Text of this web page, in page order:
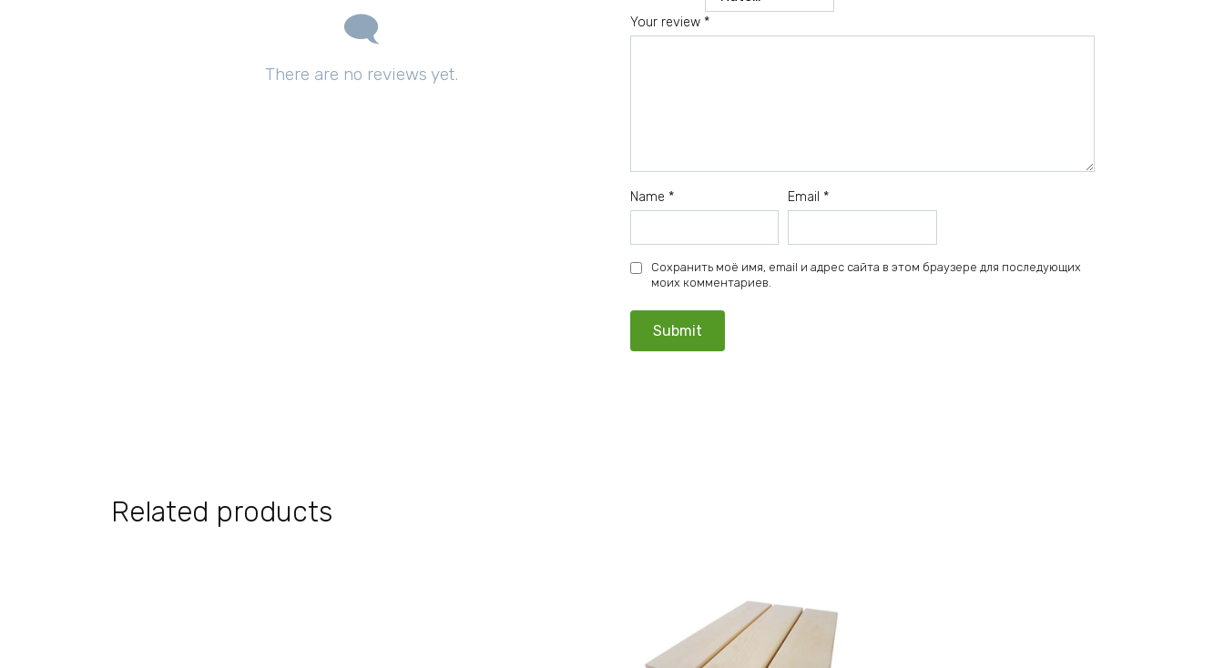
There are no reviews yet.
Your review *
Name * Email *
Сохранить моё имя, email и адрес сайта в этом браузере для последующих
моих комментариев.
Related products